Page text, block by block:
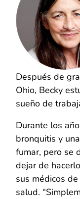
Después de
Ohio, Becky
sueño de
Durante los
bronquitis y
fumar, pero se
dejar de
sus médicos
salud.